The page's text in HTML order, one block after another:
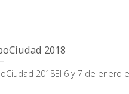
2018
2018El 6 y 7 de enero